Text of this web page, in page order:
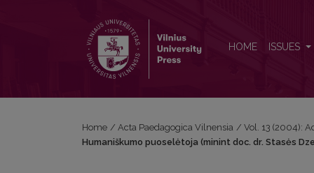
HOME ISSUES
Home / Acta Paedagogica Vilnensia / Vol. 13 (2004):
Humaniškumo puoselėtoja (minint doc. dr. Stasės